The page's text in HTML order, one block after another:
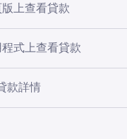
上查看貸款
左側導覽面板上，點擊
式上查看貸款
應用程式右下角的「
&更多」部分點擊「貸款
款詳情